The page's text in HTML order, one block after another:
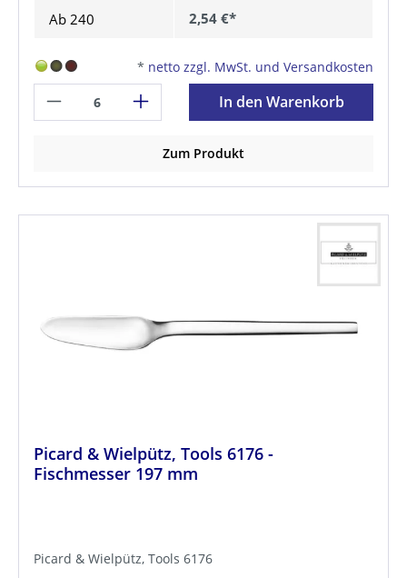
Ab 240 2,54 €*
* netto zzgl. MwSt. und Versandkosten
In den Warenkorb
Zum Produkt
Picard & Wielpütz, Tools 6176 -
Fischmesser 197 mm
Picard & Wielpütz, Tools 6176